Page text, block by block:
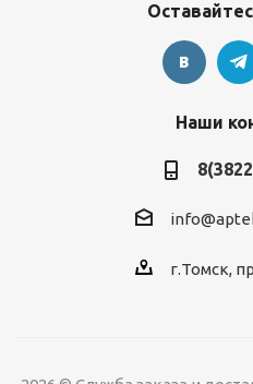
Наши
г.Томск,